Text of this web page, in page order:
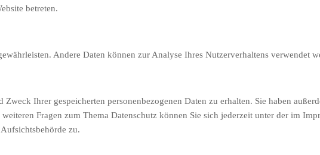
betreten.
Andere Daten können zur Analyse Ihres Nutzerverhaltens verwendet
Ihrer gespeicherten personenbezogenen Daten zu erhalten. Sie haben
Fragen zum Thema Datenschutz können Sie sich jederzeit unter der im
zu.